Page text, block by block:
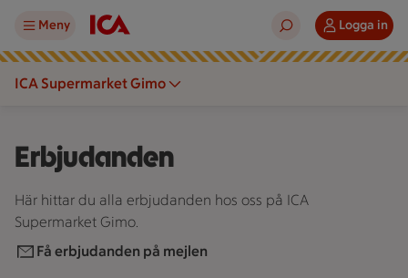
Meny Logga in
ICA Supermarket Gimo
Erbjudanden
Här hittar du alla erbjudanden hos oss på ICA
Supermarket Gimo.
Få erbjudanden på mejlen